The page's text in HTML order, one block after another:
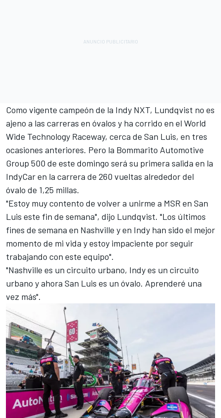
Como vigente campeón de la Indy NXT, Lundqvist no es
ajeno a las carreras en óvalos y ha corrido en el World
Wide Technology Raceway, cerca de San Luis, en tres
ocasiones anteriores. Pero la Bommarito Automotive
Group 500 de este domingo será su primera salida en la
IndyCar en la carrera de 260 vueltas alrededor del
óvalo de 1,25 millas.
"Estoy muy contento de volver a unirme a MSR en San
Luis este fin de semana", dijo Lundqvist. "Los últimos
fines de semana en Nashville y en Indy han sido el mejor
momento de mi vida y estoy impaciente por seguir
trabajando con este equipo".
"Nashville es un circuito urbano, Indy es un circuito
urbano y ahora San Luis es un óvalo. Aprenderé una
vez más".